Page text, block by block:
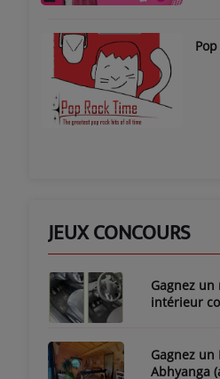
JEUX CONCOURS
Gagnez un
intérieur
Gagnez un
Abhyanga